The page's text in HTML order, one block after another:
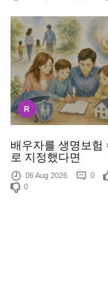
R
배우자를 생명보험
로 지정했다면
06 Aug 2026 0
0